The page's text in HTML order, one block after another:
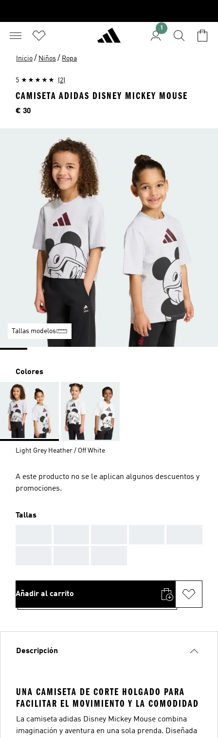
1
Inicio / Niños / Ropa
5 (2)
CAMISETA ADIDAS DISNEY MICKEY MOUSE
Precio
€ 30
Tallas modelos
Colores
Light Grey Heather / Off White
A este producto no se le aplican algunos descuentos y
promociones.
Tallas
Añadir al carrito
Descripción
UNA CAMISETA DE CORTE HOLGADO PARA
FACILITAR EL MOVIMIENTO Y LA COMODIDAD
La camiseta adidas Disney Mickey Mouse combina
imaginación y aventura en una sola prenda. Diseñada